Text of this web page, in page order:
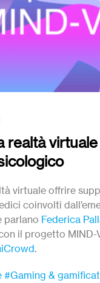
realtà virtuale
virtuale offrire
coinvolti
parlano Federica
il progetto MIND-
.
#Gaming &